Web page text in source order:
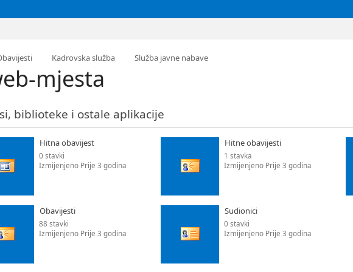
Kadrovska služba Služba javne nabave
mjesta
biblioteke i ostale aplikacije
Hitna obavijest
0 stavki
Izmijenjeno Prije 3 godina
Hitne obavijesti
1 stavka
Izmijenjeno Prije 3 godina
Obavijesti
88 stavki
Izmijenjeno Prije 3 godina
Sudionici
0 stavki
Izmijenjeno Prije 3 godina